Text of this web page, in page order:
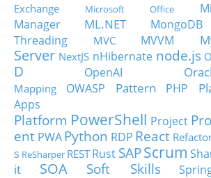
Exchange
Microsoft Office
Manager
ML.NET MongoDB
Threading
MVC MVVM
Server NextJS nHibernate node.js
D
OpenAI
Mapping
OWASP Pattern PHP
Apps
Platform PowerShell Project
ent PWA Python RDP React
s ReSharper RESTRust SAPScrum
it
SOA Soft Skills